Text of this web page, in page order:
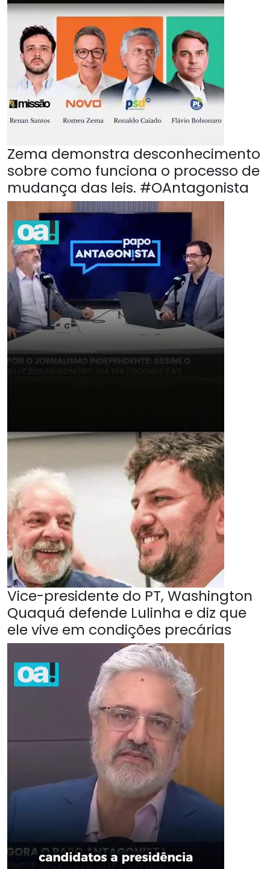
Zema demonstra desconhecimento
sobre como funciona o processo de
mudança das leis. #OAntagonista
Vice-presidente do PT, Washington
Quaquá defende Lulinha e diz que
ele vive em condições precárias